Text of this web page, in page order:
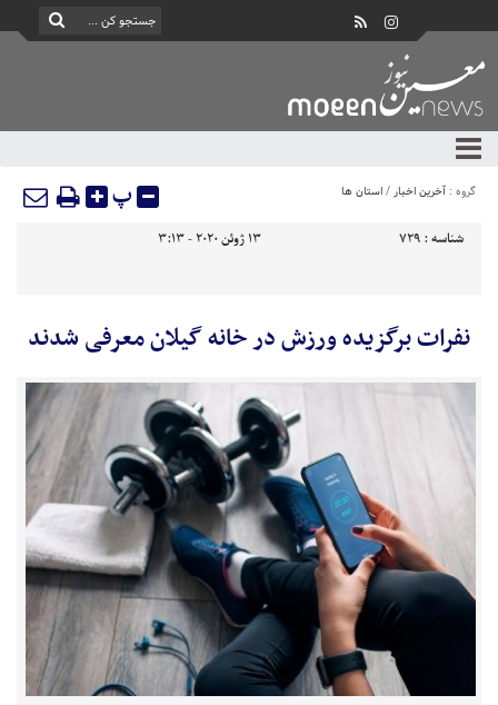
گروه : آخرین اخبار/استان ها پ
شناسه : 729 13 ژوئن 2020 - 3:13
نفرات برگزیده ورزش در خانه گیلان معرفی شدند